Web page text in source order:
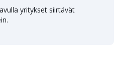
yritykset siirtävät